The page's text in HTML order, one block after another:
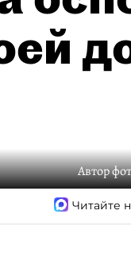
Автор
Читайте